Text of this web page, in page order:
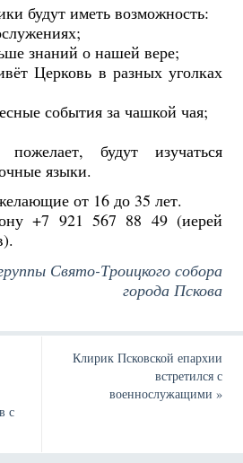
будут иметь возможность:
знаний о нашей вере;
Церковь в разных уголках
события за чашкой чая;
будут изучаться
языки.
от 16 до 35 лет.
+7 921 567 88 49 (иерей
Свято-Троицкого собора
города Пскова
с
Клирик Псковской епархии
встретился с
военнослужащими»